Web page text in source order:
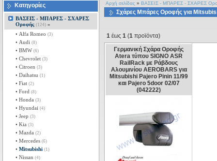
Κατηγορίες
ΒΑΣΕΙΣ - ΜΠΑΡΕΣ - ΣΧΑΡΕΣ
Οροφής (124) »
• Alfa Romeo (3)
• Audi (8)
• BMW (6)
• Chevrolet (3)
• Citroen (3)
• Daihatsu (1)
• Fiat (2)
• Ford (8)
• Honda (3)
• Hyundai (4)
• Jeep (3)
• Kia (3)
• Mazda (2)
• Mercedes (6)
• Mitsubishi (1)
• Nissan (4)
Αρχή σελίδας » ΒΑΣΕΙΣ - ΜΠΑΡΕΣ - ΣΧΑΡΕΣ
Σχάρες Μπάρες Οροφής για
1 έως 1 (1 προϊόντα)
Γερμανική Σχάρα Οροφής
Atera τύπου SIGNO ASR
RailRack με Ράβδους
Αλουμινίου AEROBARS για
Mitsubishi Pajero Pinin 11/99
και Pajero 5door 02/07
(042222)